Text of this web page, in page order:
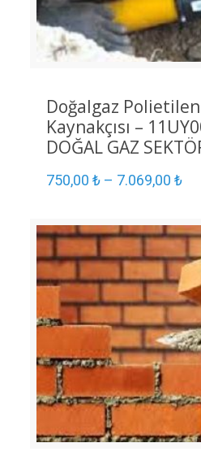
Doğalgaz
Kaynakçısı –
DOĞAL GAZ
750,00 ₺– 7.069,00 ₺